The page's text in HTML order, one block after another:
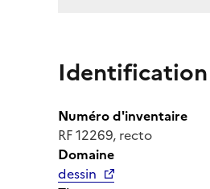
Numéro d'inventaire
RF 12269, recto
Domaine
dessin